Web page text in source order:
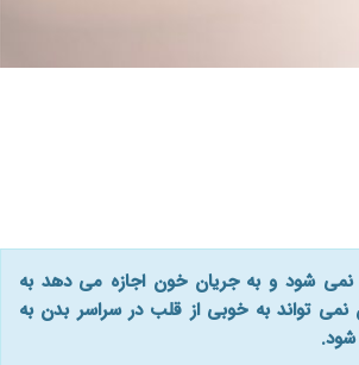
نمی شود و به جریان خون اجازه می دهد به
نمی تواند به خوبی از قلب در سراسر بدن به